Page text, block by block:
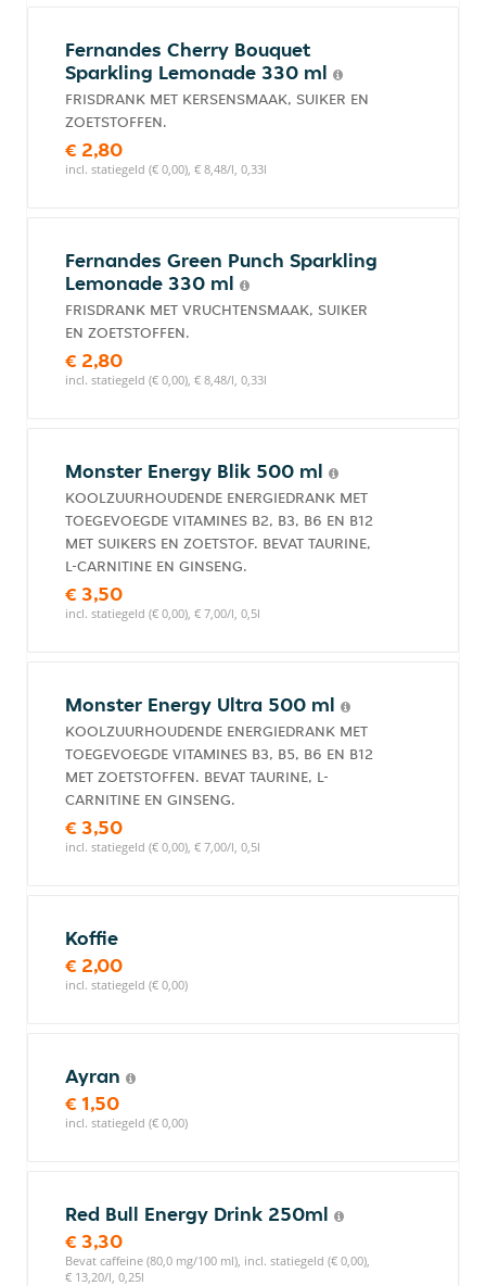
Fernandes Cherry Bouquet
Sparkling Lemonade 330 ml
FRISDRANK MET KERSENSMAAK, SUIKER EN
ZOETSTOFFEN.
€ 2,80
incl. statiegeld (€ 0,00), € 8,48/l, 0,33l
Fernandes Green Punch Sparkling
Lemonade 330 ml
FRISDRANK MET VRUCHTENSMAAK, SUIKER
EN ZOETSTOFFEN.
€ 2,80
incl. statiegeld (€ 0,00), € 8,48/l, 0,33l
Monster Energy Blik 500 ml
KOOLZUURHOUDENDE ENERGIEDRANK MET
TOEGEVOEGDE VITAMINES B2, B3, B6 EN B12
MET SUIKERS EN ZOETSTOF. BEVAT TAURINE,
L-CARNITINE EN GINSENG.
€ 3,50
incl. statiegeld (€ 0,00), € 7,00/l, 0,5l
Monster Energy Ultra 500 ml
KOOLZUURHOUDENDE ENERGIEDRANK MET
TOEGEVOEGDE VITAMINES B3, B5, B6 EN B12
MET ZOETSTOFFEN. BEVAT TAURINE, L-
CARNITINE EN GINSENG.
€ 3,50
incl. statiegeld (€ 0,00), € 7,00/l, 0,5l
Koffie
€ 2,00
incl. statiegeld (€ 0,00)
Ayran
€ 1,50
incl. statiegeld (€ 0,00)
Red Bull Energy Drink 250ml
€ 3,30
Bevat caffeine (80,0 mg/100 ml), incl. statiegeld (€ 0,00),
€ 13,20/l, 0,25l